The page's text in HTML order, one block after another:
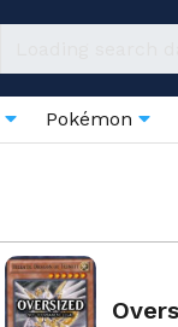
Pokémon